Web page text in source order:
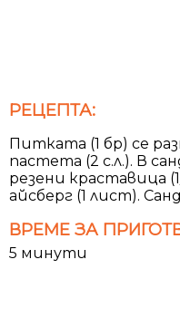
РЕЦЕПТА:
Питката (1 бр) се
пастета (2 с.л.). В
резени краставица
айсберг (1 лист).
ВРЕМЕ ЗА
5 минути